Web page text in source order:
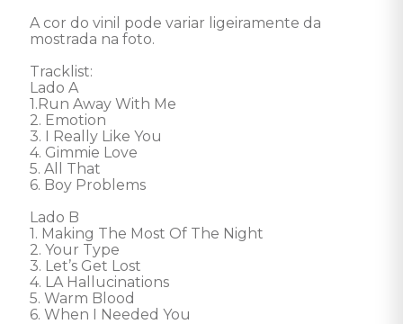
A cor do vinil pode variar ligeiramente da
mostrada na foto.
Tracklist:
Lado A
1.Run Away With Me
2. Emotion
3. I Really Like You
4. Gimmie Love
5. All That
6. Boy Problems
Lado B
1. Making The Most Of The Night
2. Your Type
3. Let’s Get Lost
4. LA Hallucinations
5. Warm Blood
6. When I Needed You